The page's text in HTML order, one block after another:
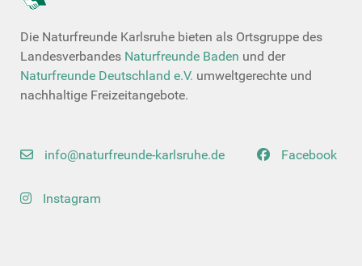
Die Naturfreunde Karlsruhe bieten als Ortsgruppe des
Landesverbandes Naturfreunde Baden und der
Naturfreunde Deutschland e.V. umweltgerechte und
nachhaltige Freizeitangebote.
info@naturfreunde-karlsruhe.de Facebook
Instagram